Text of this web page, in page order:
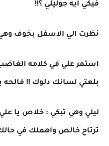
فيكي ايه جوليلي ؟!!
نظرت الي الاسفل بخوف
استمر علي في كلامه
بلعتي لسانك دلوك !!
ليلي وهي تبكي : خلاص يا
ترتاح خالص واهملك في